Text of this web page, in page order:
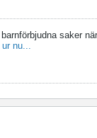
saker
nu...